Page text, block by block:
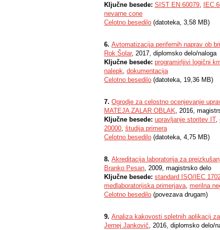
Ključne besede: SIST EN 60079,
IEC
nevarne cone
Celotno besedilo (datoteka, 3,58 MB)
6. Avtomatizacija perifernih naprav ob
Rok Šolar, 2017, diplomsko delo/naloga
Ključne besede: programirljivi logični
nalepk, dokumentacija
Celotno besedilo (datoteka, 19,36 MB)
7. Ogrodje za celostno ocenjevanje
MATEJA ZALAR OBLAK, 2016,
Ključne besede: upravljanje storitev IT,
20000, študija primera
Celotno besedilo (datoteka, 4,75 MB)
8. Akreditacija laboratorija za
Branko Pesan, 2009, magistrsko delo
Ključne besede: standard ISO/IEC
medlaboratorijska primerjava, merilna
Celotno besedilo (povezava drugam)
9. Analiza kakovosti spletnih aplikacij
Jernej Jankovič, 2016, diplomsko delo/